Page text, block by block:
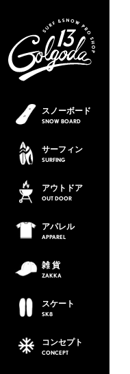
スノーボード
SNOW BOARD
サーフィン
SURFING
アウトドア
OUT DOOR
アパレル
APPAREL
雑 貨
ZAKKA
スケート
SK8
コンセプト
CONCEPT